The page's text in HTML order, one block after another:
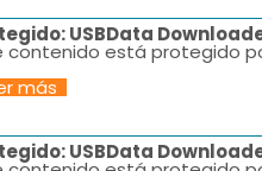
USBData
contenido está protegido
más
USBData